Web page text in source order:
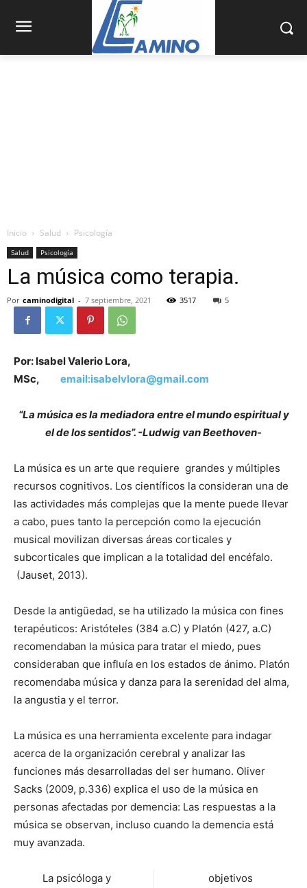
Inicio Salud Psicología
Salud Psicología
La música como terapia.
Por caminodigital - 7 septiembre, 2021 3517 5
Por: Isabel Valerio Lora,
MSc, email:isabelvlora@gmail.com
“La música es la mediadora entre el mundo espiritual y
el de los sentidos”. -Ludwig van Beethoven-
La música es un arte que requiere grandes y múltiples
recursos cognitivos. Los científicos la consideran una de
las actividades más complejas que la mente puede llevar
a cabo, pues tanto la percepción como la ejecución
musical movilizan diversas áreas corticales y
subcorticales que implican a la totalidad del encéfalo.
(Jauset, 2013).
Desde la antigüedad, se ha utilizado la música con fines
terapéuticos: Aristóteles (384 a.C) y Platón (427, a.C)
recomendaban la música para tratar el miedo, pues
consideraban que influía en los estados de ánimo. Platón
recomendaba música y danza para la serenidad del alma,
la angustia y el terror.
La música es una herramienta excelente para indagar
acerca de la organización cerebral y analizar las
funciones más desarrolladas del ser humano. Oliver
Sacks (2009, p.336) explica el uso de la música en
personas afectadas por demencia: Las respuestas a la
música se observan, incluso cuando la demencia está
muy avanzada.
La psicóloga y
objetivos